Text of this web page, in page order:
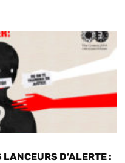
LANCEURS D’ALERTE :